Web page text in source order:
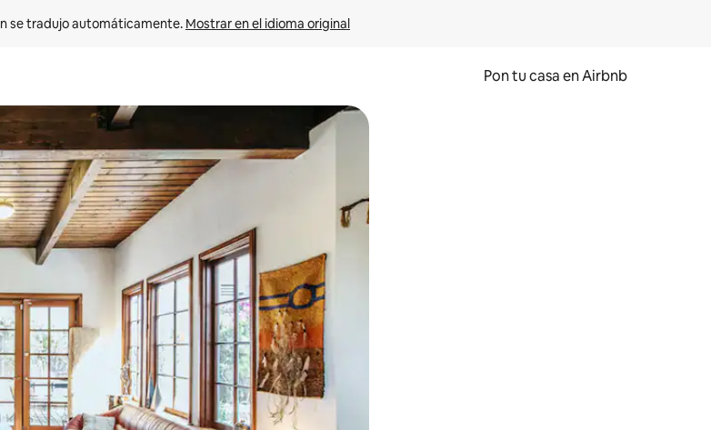
se tradujo automáticamente. Mostrar en el idioma original
Pon tu casa en Airbnb
hacia arriba y hacia abajo o explora con el tacto o desliza el dedo.